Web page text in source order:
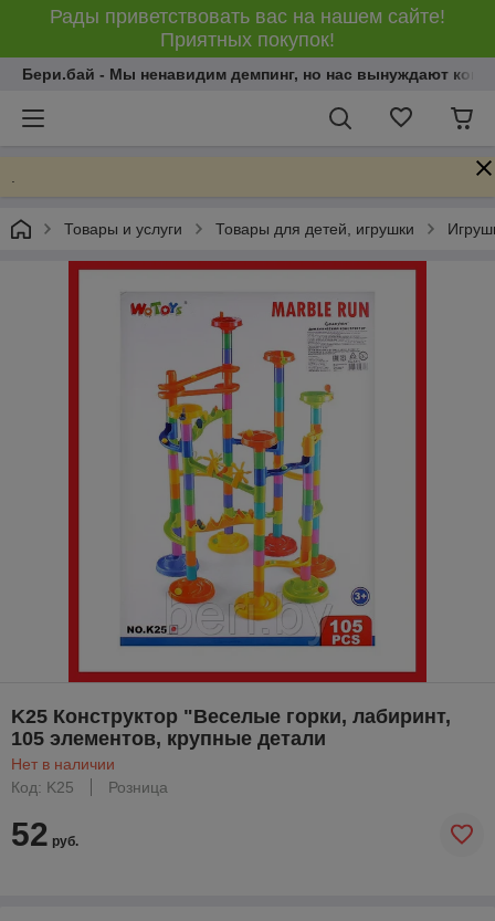
Рады приветствовать вас на нашем сайте!
Приятных покупок!
Бери.бай - Мы ненавидим демпинг, но нас вынуждают
Товары и услуги Товары для детей, игрушки
K25 Конструктор "Веселые горки, лабиринт,
105 элементов, крупные детали
Нет в наличии
Код: K25
Розница
52 руб.